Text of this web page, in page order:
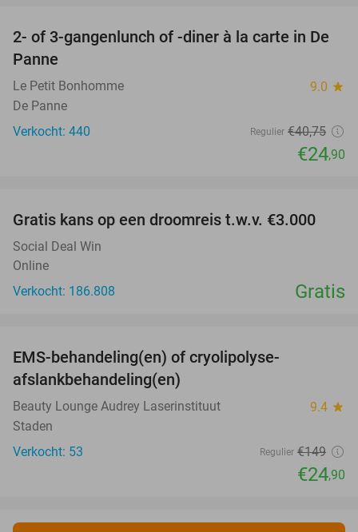
39%
2- of 3-gangenlunch of -diner à la carte in De
Panne
Le Petit Bonhomme 9.0 star
De Panne
Verkocht: 440
Regulier €40,75
€24,90
Gratis kans op een droomreis t.w.v. €3.000
Social Deal Win
Online
Verkocht: 186.808
Gratis
EMS-behandeling(en) of cryolipolyse-
afslankbehandeling(en)
Beauty Lounge Audrey Laserinstituut 9.4 star
Staden
Verkocht: 53
Regulier €149
€24,90